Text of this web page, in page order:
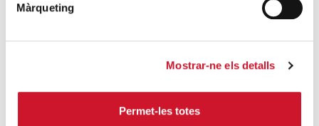
Màrqueting
Mostrar-ne els detalls
Permet-les totes
Campanyes solidàries